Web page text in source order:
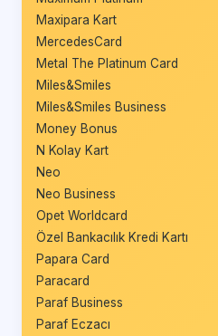
Maxipara Kart
MercedesCard
Metal The Platinum Card
Miles&Smiles
Miles&Smiles Business
Money Bonus
N Kolay Kart
Neo
Neo Business
Opet Worldcard
Özel Bankacılık Kredi Kartı
Papara Card
Paracard
Paraf Business
Paraf Eczacı